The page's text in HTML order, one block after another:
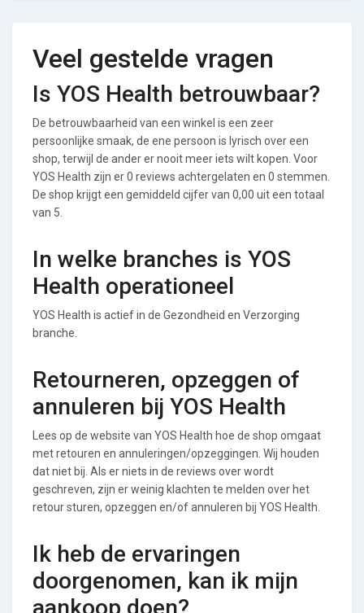
Veel gestelde vragen
Is YOS Health betrouwbaar?
De betrouwbaarheid van een winkel is een zeer
persoonlijke smaak, de ene persoon is lyrisch over een
shop, terwijl de ander er nooit meer iets wilt kopen. Voor
YOS Health zijn er 0 reviews achtergelaten en 0 stemmen.
De shop krijgt een gemiddeld cijfer van 0,00 uit een totaal
van 5.
In welke branches is YOS
Health operationeel
YOS Health is actief in de Gezondheid en Verzorging
branche.
Retourneren, opzeggen of
annuleren bij YOS Health
Lees op de website van YOS Health hoe de shop omgaat
met retouren en annuleringen/opzeggingen. Wij houden
dat niet bij. Als er niets in de reviews over wordt
geschreven, zijn er weinig klachten te melden over het
retour sturen, opzeggen en/of annuleren bij YOS Health.
Ik heb de ervaringen
doorgenomen, kan ik mijn